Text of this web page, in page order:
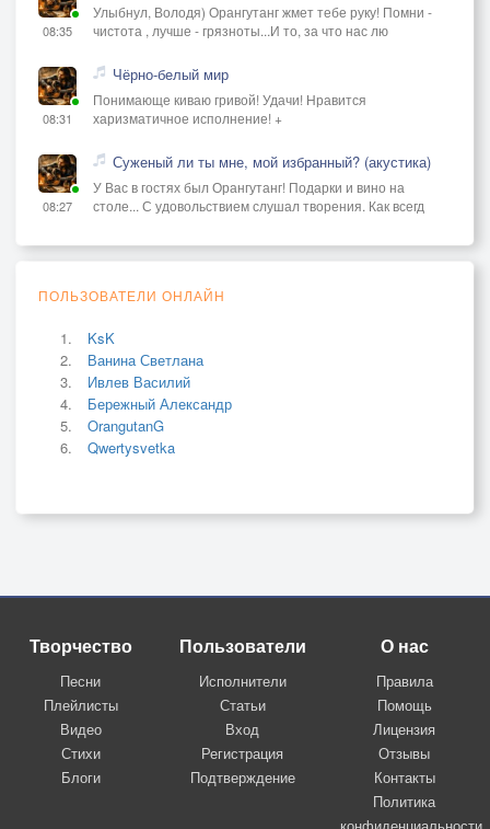
08:35
Улыбнул, Володя) Орангутанг жмет тебе руку! Помни -
чистота , лучше - грязноты...И то, за что нас лю
08:31
Чёрно-белый мир
Понимающе киваю гривой! Удачи! Нравится
харизматичное исполнение! +
08:27
Суженый ли ты мне, мой избранный? (акустика)
У Вас в гостях был Орангутанг! Подарки и вино на
столе... С удовольствием слушал творения. Как всегд
ПОЛЬЗОВАТЕЛИ ОНЛАЙН
KsK
Ванина Светлана
Ивлев Василий
Бережный Александр
OrangutanG
Qwertysvetka
Творчество
Песни
Плейлисты
Видео
Стихи
Блоги
Пользователи
Исполнители
Статьи
Вход
Регистрация
Подтверждение
О нас
Правила
Помощь
Лицензия
Отзывы
Контакты
Политика